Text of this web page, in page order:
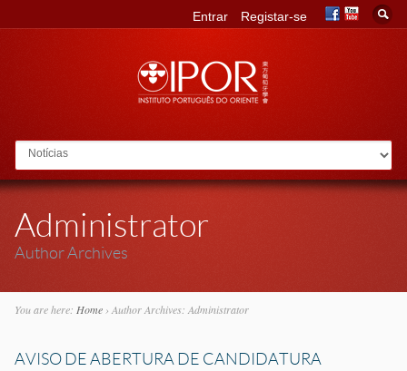
Go to:
Entrar Registar-se
Administrator
Author Archives
You are here: Home› Author Archives: Administrator
AVISO DE ABERTURA DE CANDIDATURA